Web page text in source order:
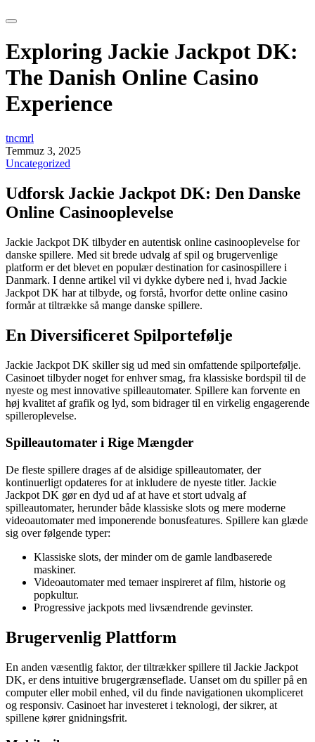
Exploring Jackie Jackpot DK:
The Danish Online Casino
Experience
tncmrl
Temmuz 3, 2025
Uncategorized
Udforsk Jackie Jackpot DK: Den Danske
Online Casinooplevelse
Jackie Jackpot DK tilbyder en autentisk online casinooplevelse for
danske spillere. Med sit brede udvalg af spil og brugervenlige
platform er det blevet en populær destination for casinospillere i
Danmark. I denne artikel vil vi dykke dybere ned i, hvad Jackie
Jackpot DK har at tilbyde, og forstå, hvorfor dette online casino
formår at tiltrække så mange danske spillere.
En Diversificeret Spilportefølje
Jackie Jackpot DK skiller sig ud med sin omfattende spilportefølje.
Casinoet tilbyder noget for enhver smag, fra klassiske bordspil til de
nyeste og mest innovative spilleautomater. Spillere kan forvente en
høj kvalitet af grafik og lyd, som bidrager til en virkelig engagerende
spilleroplevelse.
Spilleautomater i Rige Mængder
De fleste spillere drages af de alsidige spilleautomater, der
kontinuerligt opdateres for at inkludere de nyeste titler. Jackie
Jackpot DK gør en dyd ud af at have et stort udvalg af
spilleautomater, herunder både klassiske slots og mere moderne
videoautomater med imponerende bonusfeatures. Spillere kan glæde
sig over følgende typer:
Klassiske slots, der minder om de gamle landbaserede
maskiner.
Videoautomater med temaer inspireret af film, historie og
popkultur.
Progressive jackpots med livsændrende gevinster.
Brugervenlig Plattform
En anden væsentlig faktor, der tiltrækker spillere til Jackie Jackpot
DK, er dens intuitive brugergrænseflade. Uanset om du spiller på en
computer eller mobil enhed, vil du finde navigationen ukompliceret
og responsiv. Casinoet har investeret i teknologi, der sikrer, at
spillene kører gnidningsfrit.